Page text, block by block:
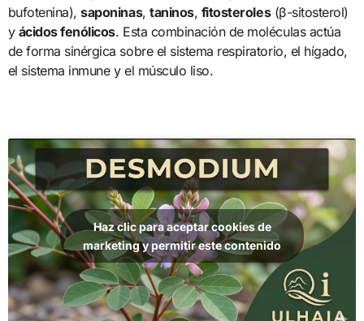
bufotenina),saponinas,taninos, fitosteroles(β-sitosterol)
y ácidos fenólicos. Esta combinación de moléculas actúa
de forma sinérgica sobre el sistema respiratorio, el hígado,
el sistema inmune y el músculo liso.
Haz clic para aceptar cookies de
marketing y permitir este contenido